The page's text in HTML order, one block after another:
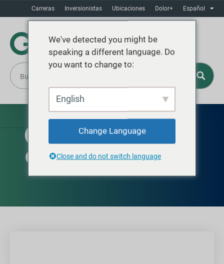
Carreras Inversionistas Ubicaciones Dolor+ Español
AVAILABLE IN EUROPE
Contenedor de trébol
We've detected you might be
speaking a different language. Do
you want to change to:
English
Change Language
Close and do not switch language